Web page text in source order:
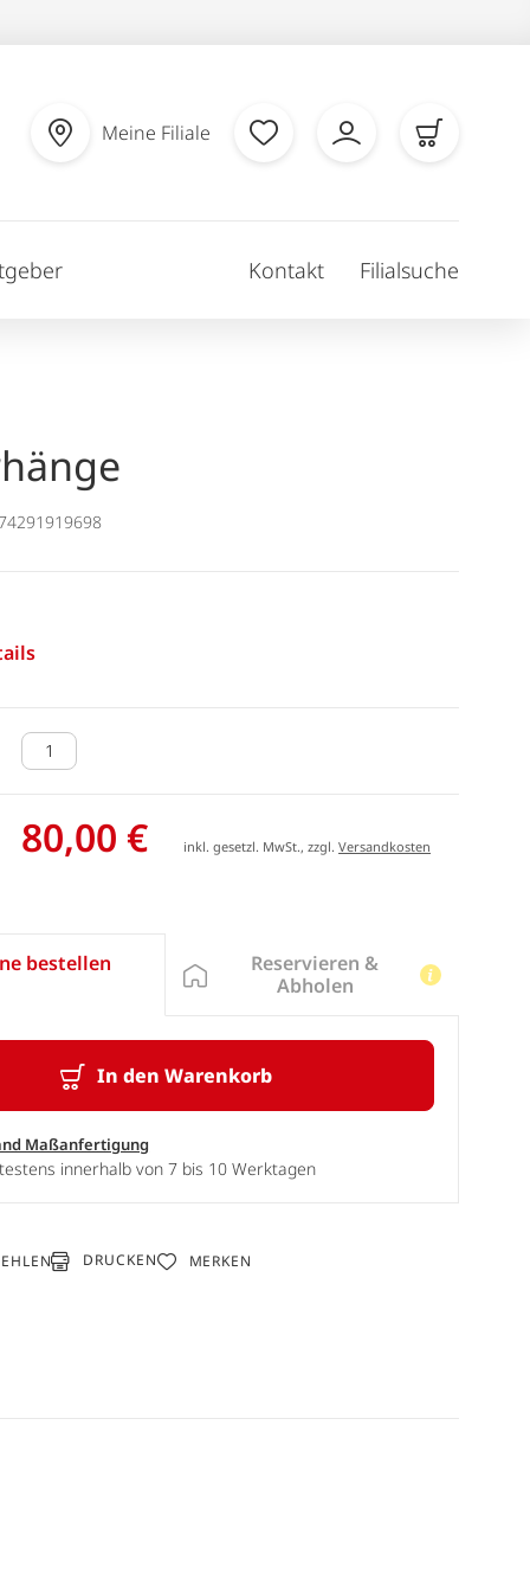
Meine Filiale
Kontakt Filialsuche
80,00 € inkl. gesetzl. MwSt., zzgl.Versandkosten
bestellen
In den Warenkorb
Maßanfertigung
innerhalb von 7 bis 10 Werktagen
Reservieren &
Abholen
DRUCKEN MERKEN